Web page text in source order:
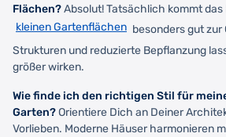
Flächen?Absolut! Tatsächlich kommt das
kleinen Gartenflächen besonders gut zur
Strukturen und reduzierte Bepflanzung
größer wirken.
Wie finde ich den richtigen Stil für
Garten?Orientiere Dich an Deiner
Vorlieben. Moderne Häuser harmonieren